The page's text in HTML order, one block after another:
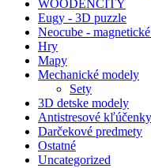
WOODENCITY
Eugy - 3D puzzle
Neocube -
Hry
Mapy
Mechanické modely
Sety
3D detske modely
Antistresové kľúčenky
Darčekové predmety
Ostatné
Uncategorized